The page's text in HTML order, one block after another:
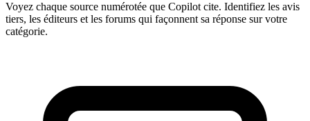
Voyez chaque source numérotée que Copilot cite. Identifiez les avis
tiers, les éditeurs et les forums qui façonnent sa réponse sur votre
catégorie.